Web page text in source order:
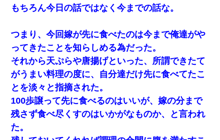
もちろん今日の話ではなく今までの話な。
つまり、今回嫁が先に食べたのは今まで俺達がや
ってきたことを知らしめる為だった。
それから天ぷらや唐揚げといった、所謂できたて
がうまい料理の度に、自分達だけ先に食べてたこ
とを淡々と指摘された。
100歩譲って先に食べるのはいいが、嫁の分まで
残さず食べ尽くすのはいかがなものか、と言われ
た。